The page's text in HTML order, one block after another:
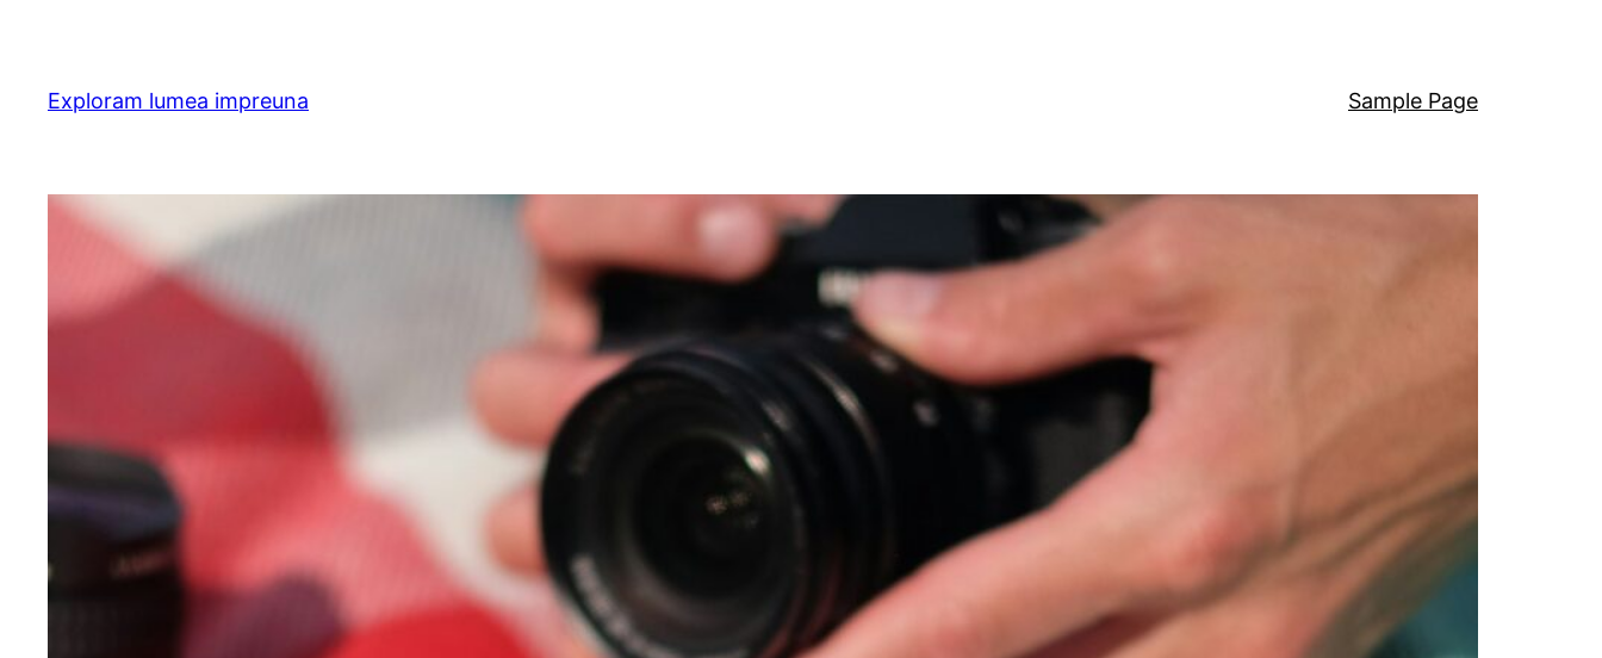
content
Exploram lumea impreuna Sample Page